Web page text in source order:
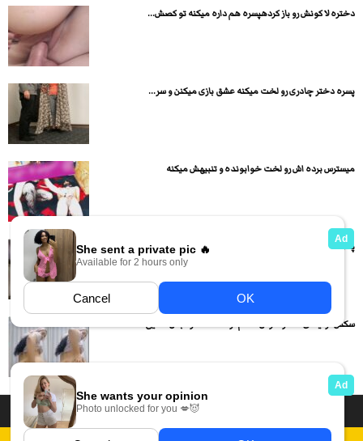
دختره لا کونش رو باز کردهپسره هم داره میکنه تو کصش...
پسره دختر چادری رو لخت میکنه عشق بازی میکنن و سر...
میسترس برده اش رو لخت خوابونده و تنبیهش میکنه
پسره کیرش رو از کوص دختره در میاره و از کوصش...
سکس ترکیه ای دختر خوش اندام ترک لخت داره بدن نمایی...